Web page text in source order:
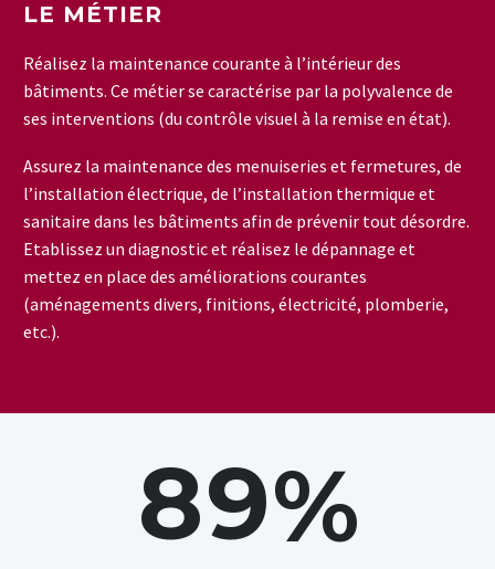
LE MÉTIER
Réalisez la maintenance courante à l’intérieur des
bâtiments. Ce métier se caractérise par la polyvalence de
ses interventions (du contrôle visuel à la remise en état).
Assurez la maintenance des menuiseries et fermetures, de
l’installation électrique, de l’installation thermique et
sanitaire dans les bâtiments afin de prévenir tout désordre.
Etablissez un diagnostic et réalisez le dépannage et
mettez en place des améliorations courantes
(aménagements divers, finitions, électricité, plomberie,
etc.).
89%